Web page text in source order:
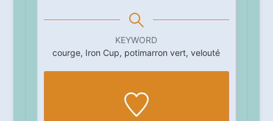
KEYWORD
courge, Iron Cup, potimarron vert, velouté